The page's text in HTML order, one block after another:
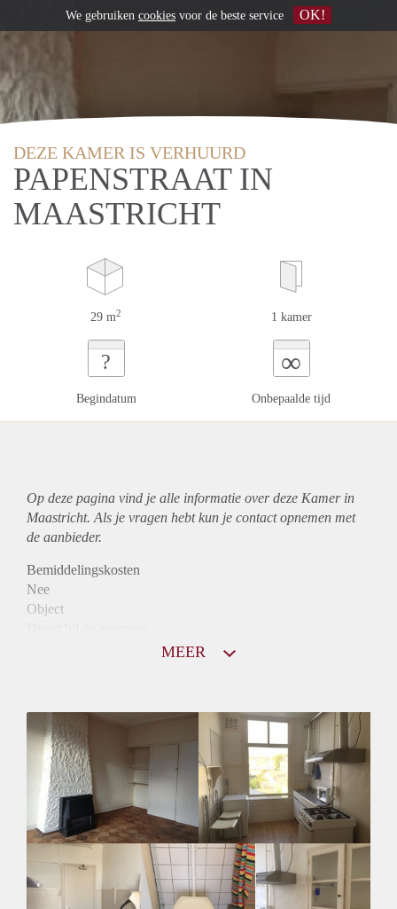
DEZE KAMER IS VERHUURD
PAPENSTRAAT IN
MAASTRICHT
29 m2 1 kamer
?
Begindatum
∞
Onbepaalde tijd
Op deze pagina vind je alle informatie over deze Kamer in
Maastricht. Als je vragen hebt kun je contact opnemen met
de aanbieder.
Bemiddelingskosten
Nee
Object
Huurtoeslag
Mogelijk
Inkomen eis
2,7 X De bruto huur
Huurtermijn
Onbepaalde termijn
Oplevering
Gestoffeerd
MEER
We gebruiken cookies voor de beste service OK!